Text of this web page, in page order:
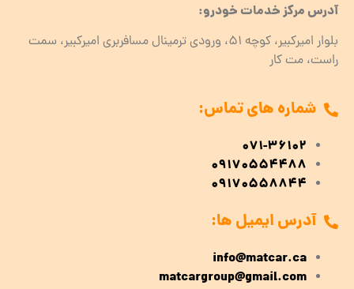
آدرس مرکز خدمات خودرو:
بلوار امیرکبیر، کوچه 51، ورودی ترمینال مسافربری امیرکبیر، سمت
راست، مت کار
شماره های تماس:
071-36102
09170554488
09170558844
آدرس ایمیل ها:
info@matcar.ca
matcargroup@gmail.com